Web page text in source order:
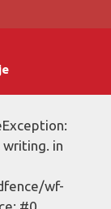
in
wf-